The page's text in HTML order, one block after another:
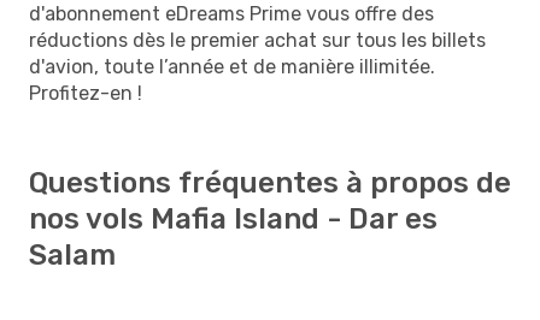
d'abonnement eDreams Prime vous offre des
réductions dès le premier achat sur tous les billets
d'avion, toute l’année et de manière illimitée.
Profitez-en !
Questions fréquentes à propos de
nos vols Mafia Island - Dar es
Salam